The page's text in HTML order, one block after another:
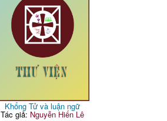
Khổng Tử và luận ngữ
Tác giả: Nguyễn Hiến Lê